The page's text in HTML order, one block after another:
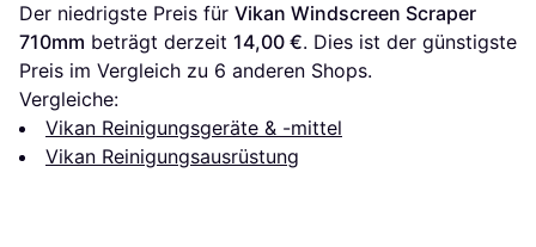
Der niedrigste Preis für Vikan Windscreen Scraper
710mm beträgt derzeit 14,00 €. Dies ist der günstigste
Preis im Vergleich zu 6 anderen Shops.
Vergleiche:
Vikan Reinigungsgeräte & -mittel
Vikan Reinigungsausrüstung